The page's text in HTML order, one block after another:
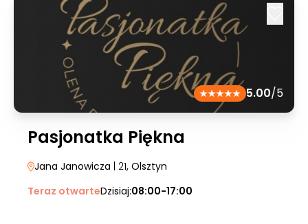
5.00/5
Pasjonatka Piękna
Jana Janowicza | 21, Olsztyn
Teraz otwarteDzisiaj:08:00-17:00